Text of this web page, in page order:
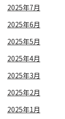
2025年7月
2025年6月
2025年5月
2025年4月
2025年3月
2025年2月
2025年1月